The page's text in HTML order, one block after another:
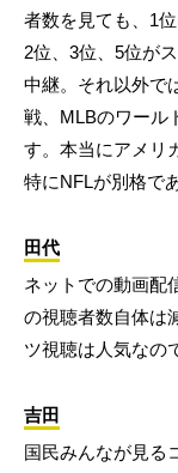
者数を見ても、1
2位、3位、5位が
中継。それ以外で
戦、MLBのワール
す。本当にアメリ
特にNFLが別格で
田代
ネットでの動画配
の視聴者数自体は
ツ視聴は人気なの
吉田
国民みんなが見る